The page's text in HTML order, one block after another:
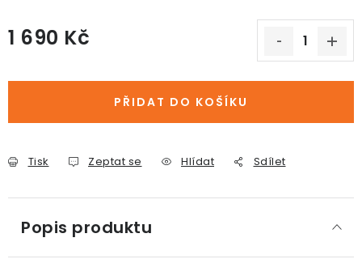
1 690 Kč
PŘIDAT DO KOŠÍKU
Tisk Zeptat se Hlídat Sdílet
Popis produktu